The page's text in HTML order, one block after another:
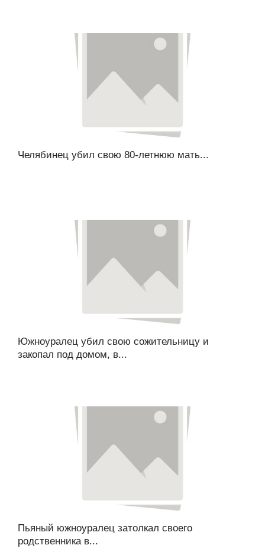
Челябинец убил свою 80-летнюю мать...
Южноуралец убил свою сожительницу и
закопал под домом, в...
Пьяный южноуралец затолкал своего
родственника в...